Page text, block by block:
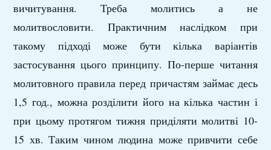
вичитування. Треба молитись а не
молитвословити. Практичним наслідком при
такому підході може бути кілька варіантів
застосування цього принципу. По-перше читання
молитовного правила перед причастям займає десь
1,5 год., можна розділити його на кілька частин і
при цьому протягом тижня приділяти молитві 10-
15 хв. Таким чином людина може привчити себе